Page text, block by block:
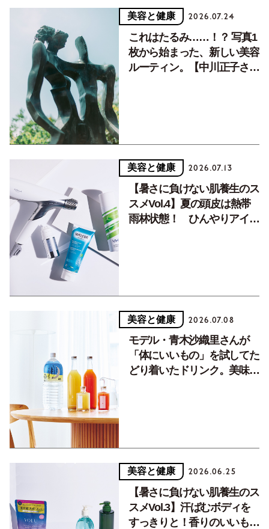
美容と健康 2026.07.24
これはたるみ……！？ 写真1
枚から始まった、新しい美容
ルーティン。【中川正子さん
美容と健康 2026.07.13
【暑さに負けない肌養生のス
スメVol.4】夏の頭皮は熱帯
雨林状態！ ひんやりアイテ
美容と健康 2026.07.08
モデル・青木沙織里さんが
「体にいいもの」を試してた
どり着いたドリンク。美味し
美容と健康 2026.06.25
【暑さに負けない肌養生のス
スメVol.3】汗ばむボディを
すっきりと！香りのいいもの